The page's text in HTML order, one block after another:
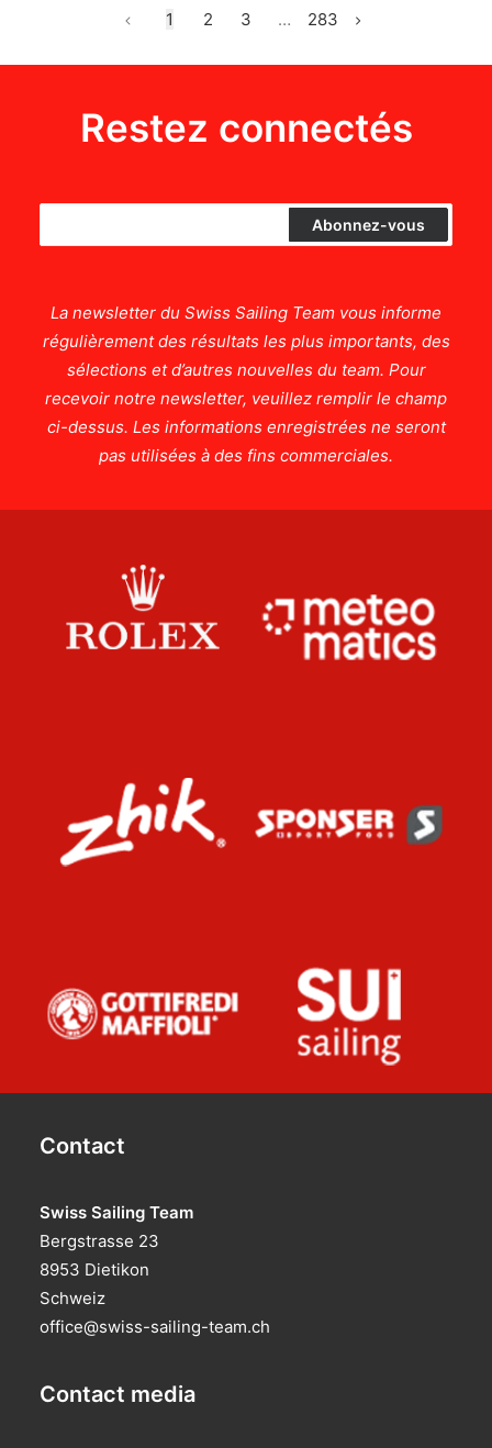
1 2 3 … 283
Restez connectés
La newsletter du Swiss Sailing Team vous informe
régulièrement des résultats les plus importants, des
sélections et d’autres nouvelles du team. Pour
recevoir notre newsletter, veuillez remplir le champ
ci-dessus. Les informations enregistrées ne seront
pas utilisées à des fins commerciales.
Contact
Swiss Sailing Team
Bergstrasse 23
8953 Dietikon
Schweiz
office@swiss-sailing-team.ch
Contact media